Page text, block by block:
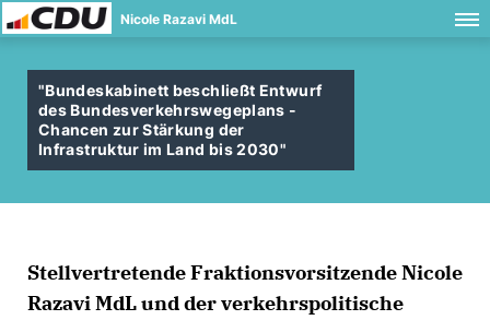
Nicole Razavi MdL
"Bundeskabinett beschließt Entwurf
des Bundesverkehrswegeplans -
Chancen zur Stärkung der
Infrastruktur im Land bis 2030"
Stellvertretende Fraktionsvorsitzende Nicole
Razavi MdL und der verkehrspolitische